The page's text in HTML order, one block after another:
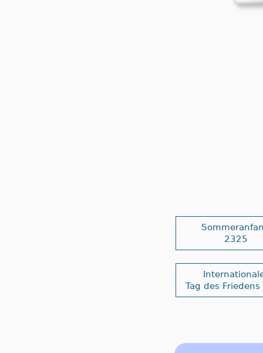
2325
Tag des